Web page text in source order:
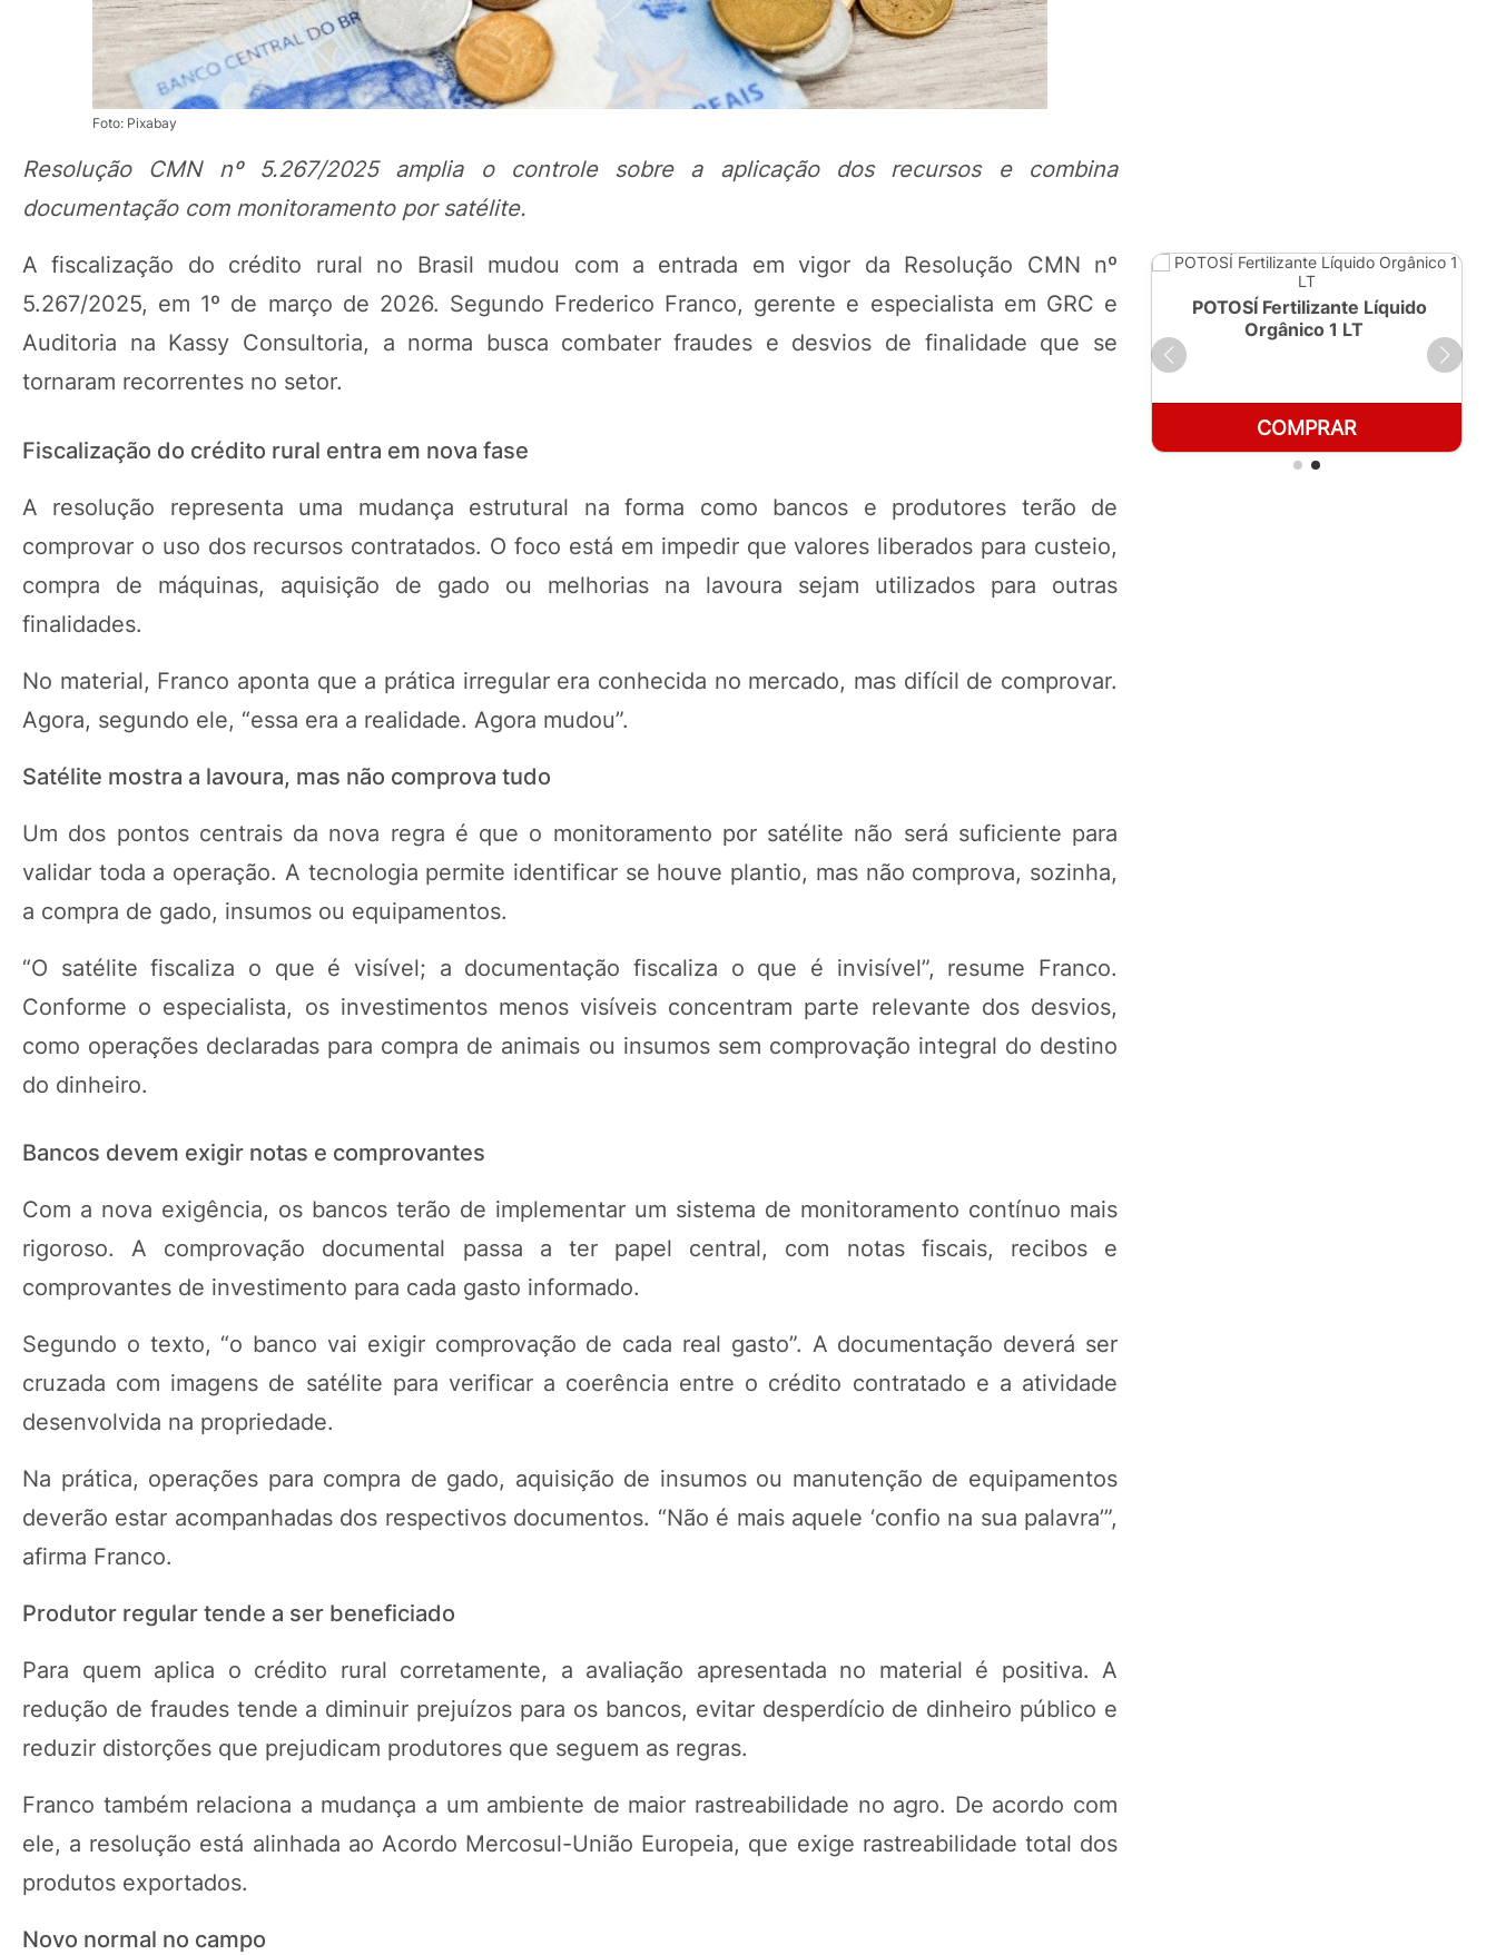
Foto: Pixabay
Resolução CMN nº 5.267/2025 amplia o controle sobre a aplicação dos recursos e combina
documentação com monitoramento por satélite.
A fiscalização do crédito rural no Brasil mudou com a entrada em vigor da Resolução CMN nº
5.267/2025, em 1º de março de 2026. Segundo Frederico Franco, gerente e especialista em GRC e
Auditoria na Kassy Consultoria, a norma busca combater fraudes e desvios de finalidade que se
tornaram recorrentes no setor.
Fiscalização do crédito rural entra em nova fase
A resolução representa uma mudança estrutural na forma como bancos e produtores terão de
comprovar o uso dos recursos contratados. O foco está em impedir que valores liberados para custeio,
compra de máquinas, aquisição de gado ou melhorias na lavoura sejam utilizados para outras
finalidades.
No material, Franco aponta que a prática irregular era conhecida no mercado, mas difícil de comprovar.
Agora, segundo ele, “essa era a realidade. Agora mudou”.
Satélite mostra a lavoura, mas não comprova tudo
Um dos pontos centrais da nova regra é que o monitoramento por satélite não será suficiente para
validar toda a operação. A tecnologia permite identificar se houve plantio, mas não comprova, sozinha,
a compra de gado, insumos ou equipamentos.
“O satélite fiscaliza o que é visível; a documentação fiscaliza o que é invisível”, resume Franco.
Conforme o especialista, os investimentos menos visíveis concentram parte relevante dos desvios,
como operações declaradas para compra de animais ou insumos sem comprovação integral do destino
do dinheiro.
Bancos devem exigir notas e comprovantes
Com a nova exigência, os bancos terão de implementar um sistema de monitoramento contínuo mais
rigoroso. A comprovação documental passa a ter papel central, com notas fiscais, recibos e
comprovantes de investimento para cada gasto informado.
Segundo o texto, “o banco vai exigir comprovação de cada real gasto”. A documentação deverá ser
cruzada com imagens de satélite para verificar a coerência entre o crédito contratado e a atividade
desenvolvida na propriedade.
Na prática, operações para compra de gado, aquisição de insumos ou manutenção de equipamentos
deverão estar acompanhadas dos respectivos documentos. “Não é mais aquele ‘confio na sua palavra’”,
afirma Franco.
Produtor regular tende a ser beneficiado
Para quem aplica o crédito rural corretamente, a avaliação apresentada no material é positiva. A
redução de fraudes tende a diminuir prejuízos para os bancos, evitar desperdício de dinheiro público e
reduzir distorções que prejudicam produtores que seguem as regras.
Franco também relaciona a mudança a um ambiente de maior rastreabilidade no agro. De acordo com
ele, a resolução está alinhada ao Acordo Mercosul-União Europeia, que exige rastreabilidade total dos
produtos exportados.
Novo normal no campo
POTOSÍ Fertilizante Líquido
Orgânico 250ml
POTOSÍ Fertilizante Líquido
Orgânico 1 LT
COMPRAR